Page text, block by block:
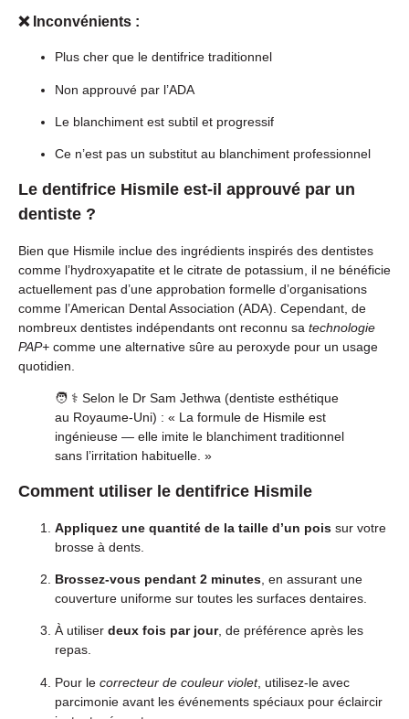
❌ Inconvénients :
Plus cher que le dentifrice traditionnel
Non approuvé par l’ADA
Le blanchiment est subtil et progressif
Ce n’est pas un substitut au blanchiment professionnel
Le dentifrice Hismile est-il approuvé par un
dentiste ?
Bien que Hismile inclue des ingrédients inspirés des dentistes
comme l’hydroxyapatite et le citrate de potassium, il ne bénéficie
actuellement pas d’une approbation formelle d’organisations
comme l’American Dental Association (ADA). Cependant, de
nombreux dentistes indépendants ont reconnu sa technologie
PAP+ comme une alternative sûre au peroxyde pour un usage
quotidien.
🧑 ⚕️ Selon le Dr Sam Jethwa (dentiste esthétique
au Royaume-Uni) : « La formule de Hismile est
ingénieuse — elle imite le blanchiment traditionnel
sans l’irritation habituelle. »
Comment utiliser le dentifrice Hismile
Appliquez une quantité de la taille d’un pois sur votre
brosse à dents.
Brossez-vous pendant 2 minutes , en assurant une
couverture uniforme sur toutes les surfaces dentaires.
À utiliser deux fois par jour, de préférence après les
repas.
Pour le correcteur de couleur violet, utilisez-le avec
parcimonie avant les événements spéciaux pour éclaircir